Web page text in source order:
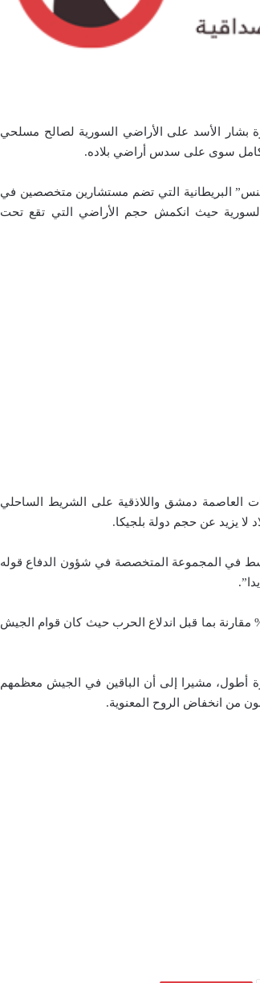
بشار الأسد على الأراضي السورية لصالح مسلحي
كامل سوى على سدس أراضي بلاده.
البريطانية التي تضم مستشارين متخصصين في
حيث انكمش حجم الأراضي التي تقع تحت
العاصمة دمشق واللاذقية على الشريط الساحلي
يزيد عن حجم دولة بلجيكا.
في المجموعة المتخصصة في شؤون الدفاع قوله
تايمز إلى أن عداد الجيش السوري انخفض بنسبة 50% مقارنة بما قبل اندلاع الحرب حيث كان قوام الجيش
أطول، مشيرا إلى أن الباقين في الجيش معظمهم
من انخفاض الروح المعنوية.